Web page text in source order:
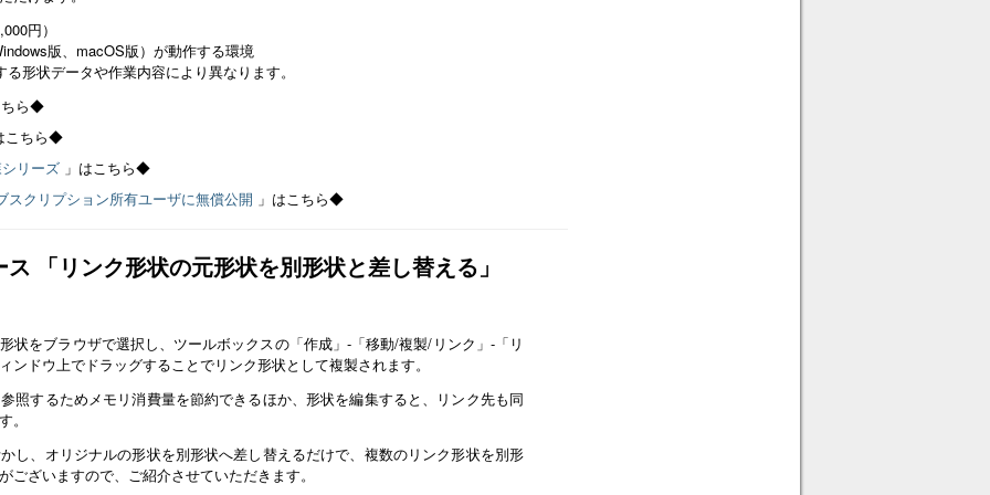
円）
版、macOS版）が動作する環境
形状データや作業内容により異なります。
ちら◆
こちら◆
リーズ 」はこちら◆
スクリプション所有ユーザに無償公開 」はこちら◆
「リンク形状の元形状を別形状と差し替える」
状をブラウザで選択し、ツールボックスの「作成」-「移動/複製/リンク」-「リ
ンドウ上でドラッグすることでリンク形状として複製されます。
照するためメモリ消費量を節約できるほか、形状を編集すると、リンク先も同
。
し、オリジナルの形状を別形状へ差し替えるだけで、複数のリンク形状を別形
ございますので、ご紹介させていただきます。